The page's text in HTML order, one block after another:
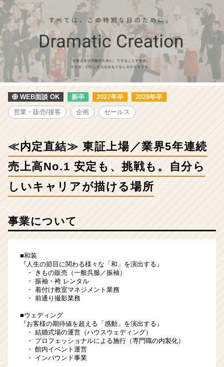
証
／
業
界
5
続
売
上
No.1
安
定
も、
挑
戦
キ
ャ
リ
描
け
る
場
所
WEB面談 OK 新卒 2027年卒 2028年卒
営業・販売/接客 企画 セールス
≪内定直結≫ 東証上場／業界5年連続
売上高No.1 安定も、挑戦も。自分ら
しいキャリアが描ける場所
事業について
■和装
『人生の節目に関わる様々な「和」を演出する』
・ きもの販売（一般呉服／振袖）
・ 振袖・袴 レンタル
・ 着付け教室マネジメント業務
・ 前通り撮影業務
■ウェディング
『お客様の期待値を超える「感動」を演出する』
・ 結婚式場の運営（ハウスウェディング）
・ プロフェッショナルによる施行（専門職の内製化）
・ 館内イベント運営
・ インバウンド事業